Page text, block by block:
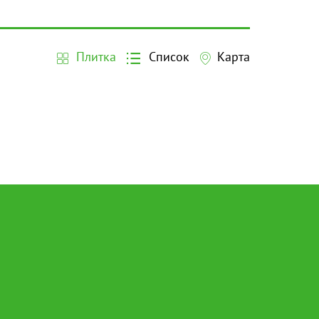
Плитка Список Карта